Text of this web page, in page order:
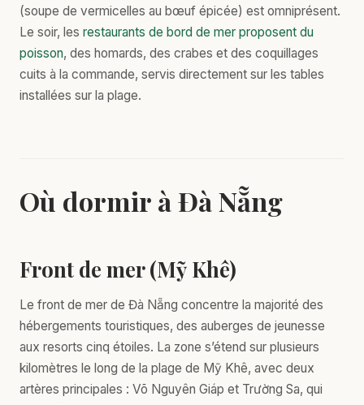
(soupe de vermicelles au bœuf épicée) est omniprésent.
Le soir, les restaurants de bord de mer proposent du
poisson, des homards, des crabes et des coquillages
cuits à la commande, servis directement sur les tables
installées sur la plage.
Où dormir à Đà Nẵng
Front de mer (Mỹ Khê)
Le front de mer de Đà Nẵng concentre la majorité des
hébergements touristiques, des auberges de jeunesse
aux resorts cinq étoiles. La zone s’étend sur plusieurs
kilomètres le long de la plage de Mỹ Khê, avec deux
artères principales : Võ Nguyên Giáp et Trường Sa, qui